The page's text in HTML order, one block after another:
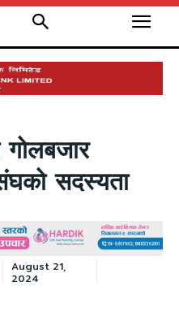
सदस्यता
August 21,
2024